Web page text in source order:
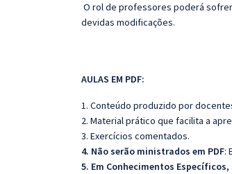
O rol de professores poderá
devidas modificações.
AULAS EM PDF:
1. Conteúdo produzido por
2. Material prático que facilita a
3. Exercícios comentados.
4. Não serão ministrados em PDF:
5. Em Conhecimentos